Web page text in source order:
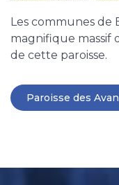
Les communes de
magnifique massif
de cette paroisse.
Paroisse des